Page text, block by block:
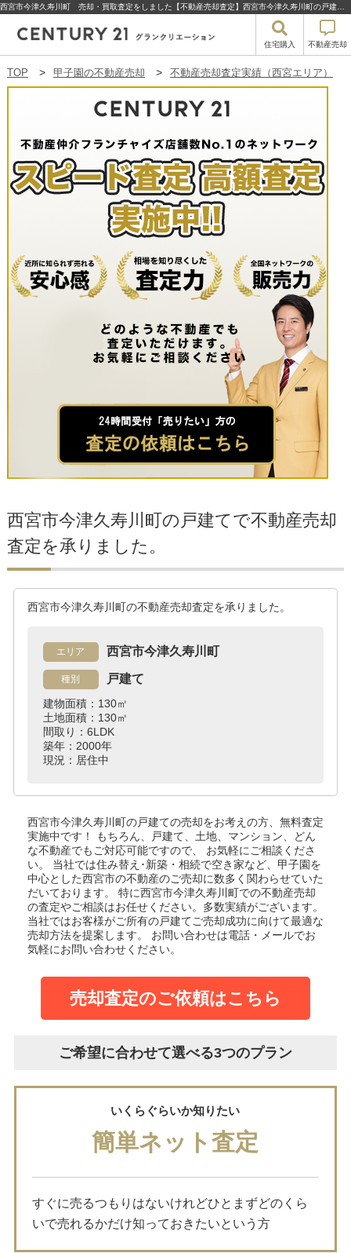
住宅購入 不動産売却
TOP 甲子園の不動産売却 不動産売却査定実績（西宮エリア）
西宮市今津久寿川町の戸建てで不動産売却
査定を承りました。
西宮市今津久寿川町の不動産売却査定を承りました。
エリア 西宮市今津久寿川町
種別 戸建て
建物面積：130㎡
土地面積：130㎡
間取り：6LDK
築年：2000年
現況：居住中
西宮市今津久寿川町の戸建ての売却をお考えの方、無料査定
実施中です！
もちろん、戸建て、土地、マンション、どん
な不動産でもご対応可能ですので、 お気軽にご相談くださ
い。
当社では住み替え･新築・相続で空き家など、甲子園を
中心とした西宮市の不動産のご売却に数多く関わらせていた
だいております。
特に西宮市今津久寿川町での不動産売却
の査定やご相談はお任せください。多数実績がございます。
当社ではお客様がご所有の戸建てご売却成功に向けて最適な
売却方法を提案します。
お問い合わせは電話・メールでお
気軽にお問い合わせください。
売却査定のご依頼はこちら
ご希望に合わせて選べる3つのプラン
いくらぐらいか知りたい
簡単ネット査定
すぐに売るつもりはないけれどひとまずどのくら
いで売れるかだけ知っておきたいという方